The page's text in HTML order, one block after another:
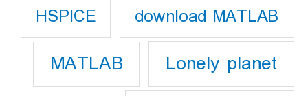
download MATLAB
HSPICE
Lonely planet
MATLAB